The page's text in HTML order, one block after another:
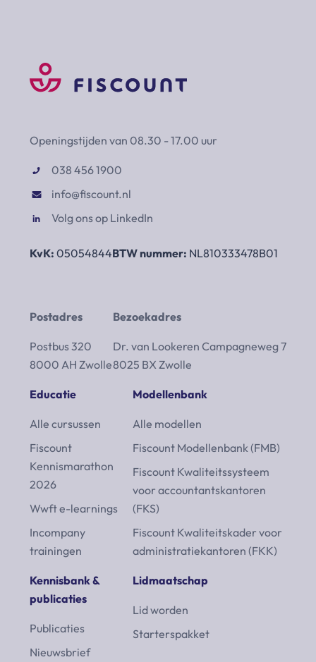
Openingstijden van 08.30 - 17.00 uur
038 456 1900
info@fiscount.nl
Volg ons op LinkedIn
KvK:05054844BTW nummer: NL810333478B01
Postadres
Postbus 320
8000 AH Zwolle
Bezoekadres
Dr. van Lookeren Campagneweg 7
8025 BX Zwolle
Educatie
Alle cursussen
Fiscount
Kennismarathon
2026
Wwft e-learnings
Incompany
trainingen
Modellenbank
Alle modellen
Fiscount Modellenbank (FMB)
Fiscount Kwaliteitssysteem
voor accountantskantoren
(FKS)
Fiscount Kwaliteitskader voor
administratiekantoren (FKK)
Kennisbank &
publicaties
Publicaties
Nieuwsbrief
Lidmaatschap
Lid worden
Starterspakket